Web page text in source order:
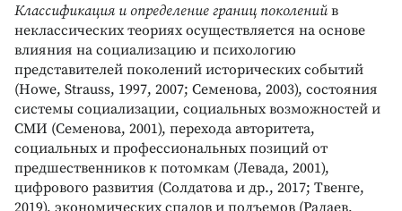
Классификация и определение границ поколенийв
неклассических теориях осуществляется на основе
влияния на социализацию и психологию
представителей поколений исторических событий
(Howe, Strauss, 1997, 2007; Семенова, 2003), состояния
системы социализации, социальных возможностей и
СМИ (Семенова, 2001), перехода авторитета,
социальных и профессиональных позиций от
предшественников к потомкам (Левада, 2001),
цифрового развития (Солдатова и др., 2017; Твенге,
2019), экономических спадов и подъемов (Радаев,